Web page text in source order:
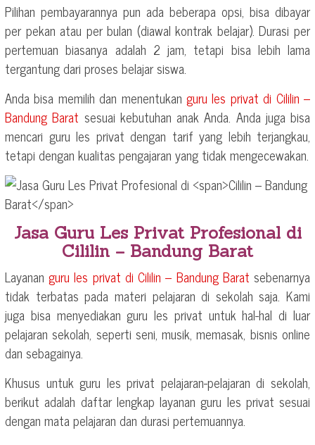
Pilihan pembayarannya pun ada beberapa opsi, bisa dibayar
per pekan atau per bulan (diawal kontrak belajar). Durasi per
pertemuan biasanya adalah 2 jam, tetapi bisa lebih lama
tergantung dari proses belajar siswa.
Anda bisa memilih dan menentukan guru les privat di Cililin –
Bandung Barat sesuai kebutuhan anak Anda. Anda juga bisa
mencari guru les privat dengan tarif yang lebih terjangkau,
tetapi dengan kualitas pengajaran yang tidak mengecewakan.
Jasa Guru Les Privat Profesional di
Cililin – Bandung Barat
Layananguru les privat diCililin – Bandung Barat sebenarnya
tidak terbatas pada materi pelajaran di sekolah saja. Kami
juga bisa menyediakan guru les privat untuk hal-hal di luar
pelajaran sekolah, seperti seni, musik, memasak, bisnis online
dan sebagainya.
Khusus untuk guru les privat pelajaran-pelajaran di sekolah,
berikut adalah daftar lengkap layanan guru les privat sesuai
dengan mata pelajaran dan durasi pertemuannya.